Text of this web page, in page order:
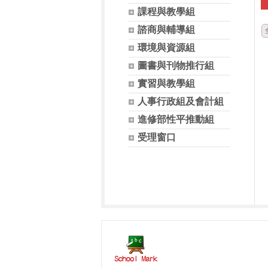
課程與教學組
諮商與輔導組
環境與資源組
圖書與刊物推行組
實習與教學組
人事行政組及會計組
進修部性平推動組
受理窗口